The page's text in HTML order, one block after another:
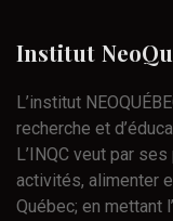
Institut
L’institut
recherche et
L’INQC veut par
activités, alimenter
Québec; en mettant